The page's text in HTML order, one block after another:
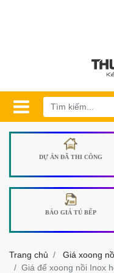
DỰ ÁN ĐÃ THI CÔNG
BÁO GIÁ TỦ BẾP
Trang chủ Giá xoong
Giá để xoong nồi Inox